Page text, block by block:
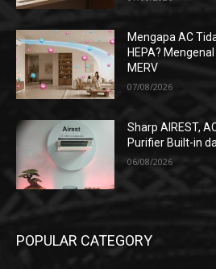
Mengapa AC
HEPA?
MERV
07/08/2026
Sharp AIREST,
Purifier Built-in
06/08/2026
POPULAR CATEGORY